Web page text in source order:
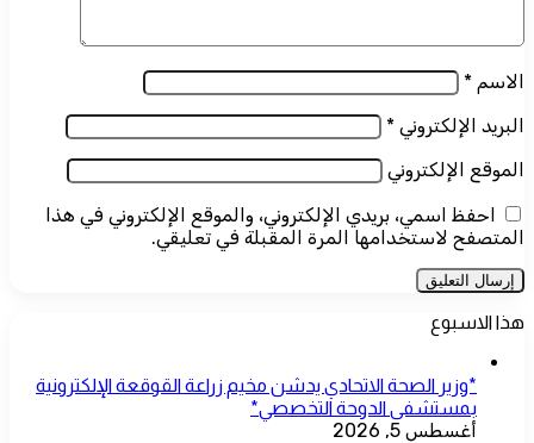
الاسم *
البريد الإلكتروني *
الموقع الإلكتروني
احفظ اسمي، بريدي الإلكتروني، والموقع الإلكتروني في هذا
المتصفح لاستخدامها المرة المقبلة في تعليقي.
هذا الاسبوع
*وزير الصحة الاتحادي يدشن مخيم زراعة القوقعة الإلكترونية
بمستشفى الدوحة التخصصي*
أغسطس 5, 2026